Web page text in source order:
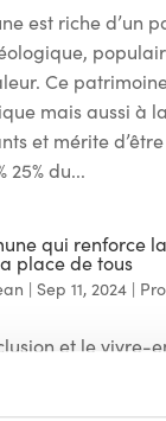
est riche d’un
Ce
mais aussi à
et mérite
25% du...
qui renforce
place de tous
| Sep 11, 2024|
et le vivre-
villages
points de vue et